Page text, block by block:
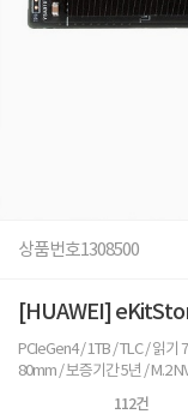
상품번호1308500
[HUAWEI]
PCIeGen4 / 1TB / TLC / 읽기
80mm / 보증기간 5년 / M.2
112건